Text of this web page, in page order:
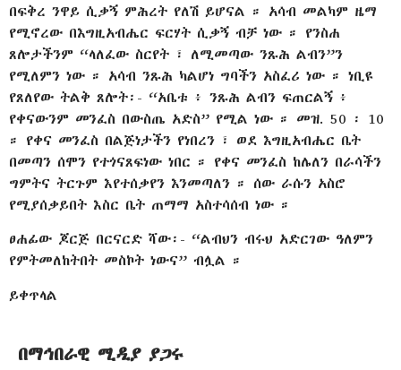
በፍቅረ ንዋይ ሲቃኝ ምሕረት የለሽ ይሆናል ። አሳብ መልካም ዜማ
የሚኖረው በእግዚአብሔር ፍርሃት ሲቃኝ ብቻ ነው ። የንስሐ
ጸሎታችንም “ላለፈው ስርየት ፣ ለሚመጣው ንጹሕ ልብን”ን
የሚለምን ነው ። አሳብ ንጹሕ ካልሆነ ግባችን አስፈሪ ነው ። ነቢዩ
የጸለየው ትልቅ ጸሎት፡- “አቤቱ ፥ ንጹሕ ልብን ፍጠርልኝ ፥
የቀናውንም መንፈስ በውስጤ አድስ” የሚል ነው ። መዝ. 50 ፡ 10
። የቀና መንፈስ በልጅነታችን የነበረን ፣ ወደ እግዚአብሔር ቤት
በመጣን ሰሞን የተጎናጸፍነው ነበር ። የቀና መንፈስ ከሌለን በራሳችን
ግምትና ትርጉም እየተሰቃየን እንመጣለን ። ሰው ራሱን አስሮ
የሚያሰቃይበት እስር ቤት ጠማማ አስተሳሰብ ነው ።
ፀሐፊው ጆርጅ በርናርድ ሻው፡- “ልብህን ብሩህ አድርገው ዓለምን
የምትመለከትበት መስኮት ነውና” ብሏል ።
ይቀጥላል
በማኅበራዊ ሚዲያ ያጋሩ